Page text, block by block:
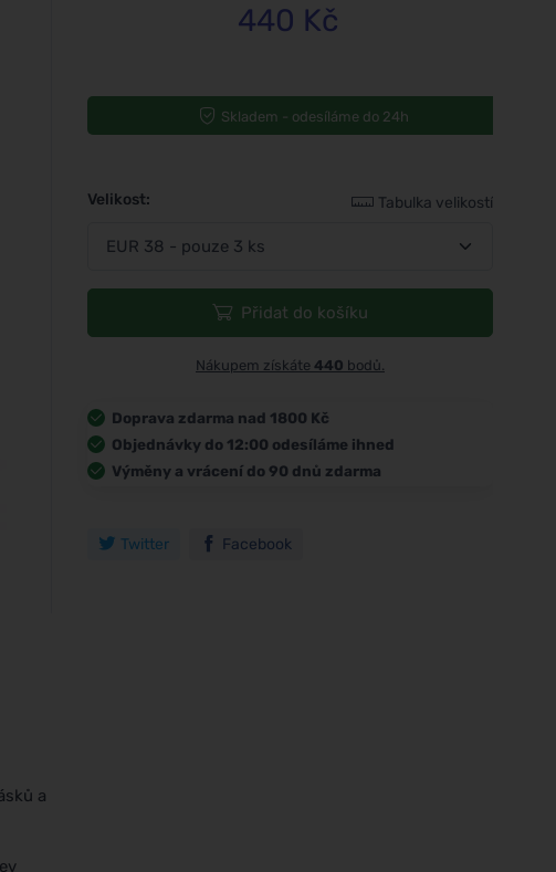
a
440 Kč
Skladem - odesíláme do 24h
Velikost: Tabulka velikostí
Přidat do košíku
Nákupem získáte 440 bodů.
Doprava zdarma nad 1800 Kč
Objednávky do 12:00 odesíláme ihned
Výměny a vrácení do 90 dnů zdarma
Twitter Facebook